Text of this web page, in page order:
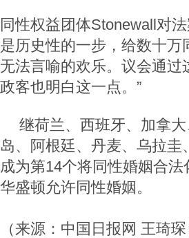
同性权益团体Stonewall对
是历史性的一步，给数十
无法言喻的欢乐。议会通
政客也明白这一点。”
继荷兰、西班牙、加拿
岛、阿根廷、丹麦、乌拉
成为第14个将同性婚姻合
华盛顿允许同性婚姻。
（来源：中国日报网 王琦琛